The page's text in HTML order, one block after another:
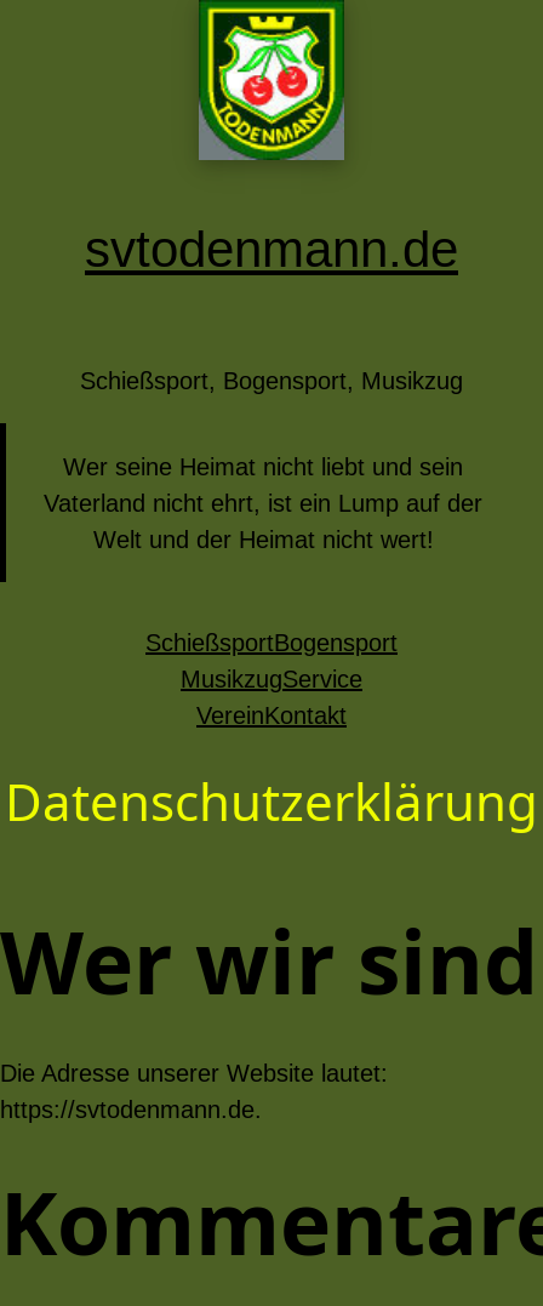
svtodenmann.de
Schießsport, Bogensport, Musikzug
Wer seine Heimat nicht liebt und sein
Vaterland nicht ehrt, ist ein Lump auf der
Welt und der Heimat nicht wert!
SchießsportBogensport
MusikzugService
VereinKontakt
Datenschutzerklärung
Wer wir sind
Die Adresse unserer Website lautet:
https://svtodenmann.de.